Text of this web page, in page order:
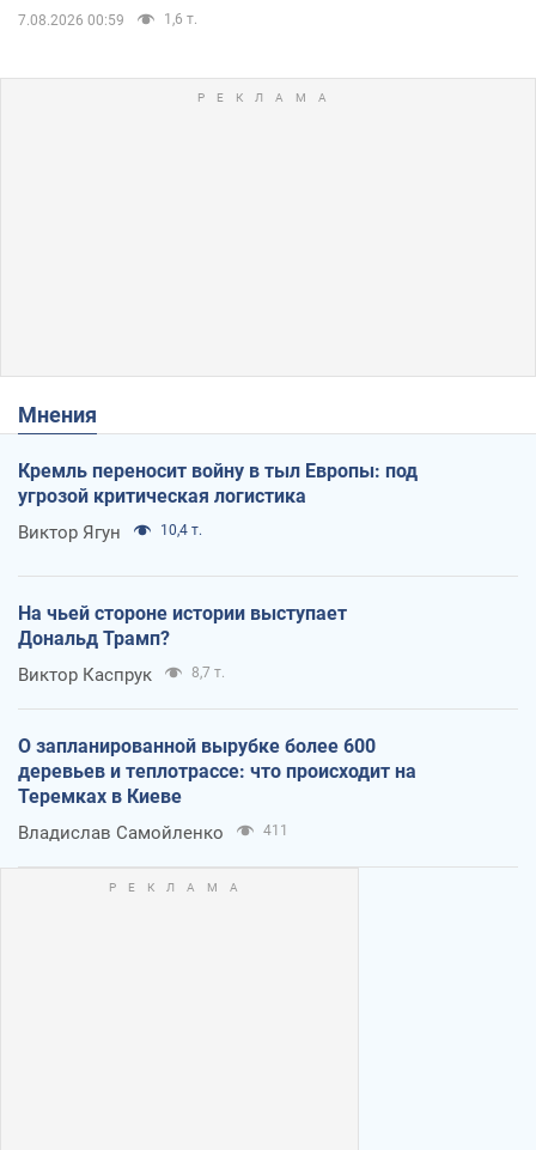
7.08.2026 00:59 1,6 т.
Мнения
Кремль переносит войну в тыл Европы: под
угрозой критическая логистика
Виктор Ягун 10,4 т.
На чьей стороне истории выступает
Дональд Трамп?
Виктор Каспрук 8,7 т.
О запланированной вырубке более 600
деревьев и теплотрассе: что происходит на
Теремках в Киеве
Владислав Самойленко 411